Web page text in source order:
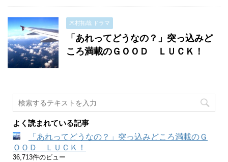
木村拓哉 ドラマ
「あれってどうなの？」突っ込みど
ころ満載のＧＯＯＤ ＬＵＣＫ！
よく読まれている記事
「あれってどうなの？」突っ込みどころ満載のＧ
ＯＯＤ ＬＵＣＫ！
36,713件のビュー